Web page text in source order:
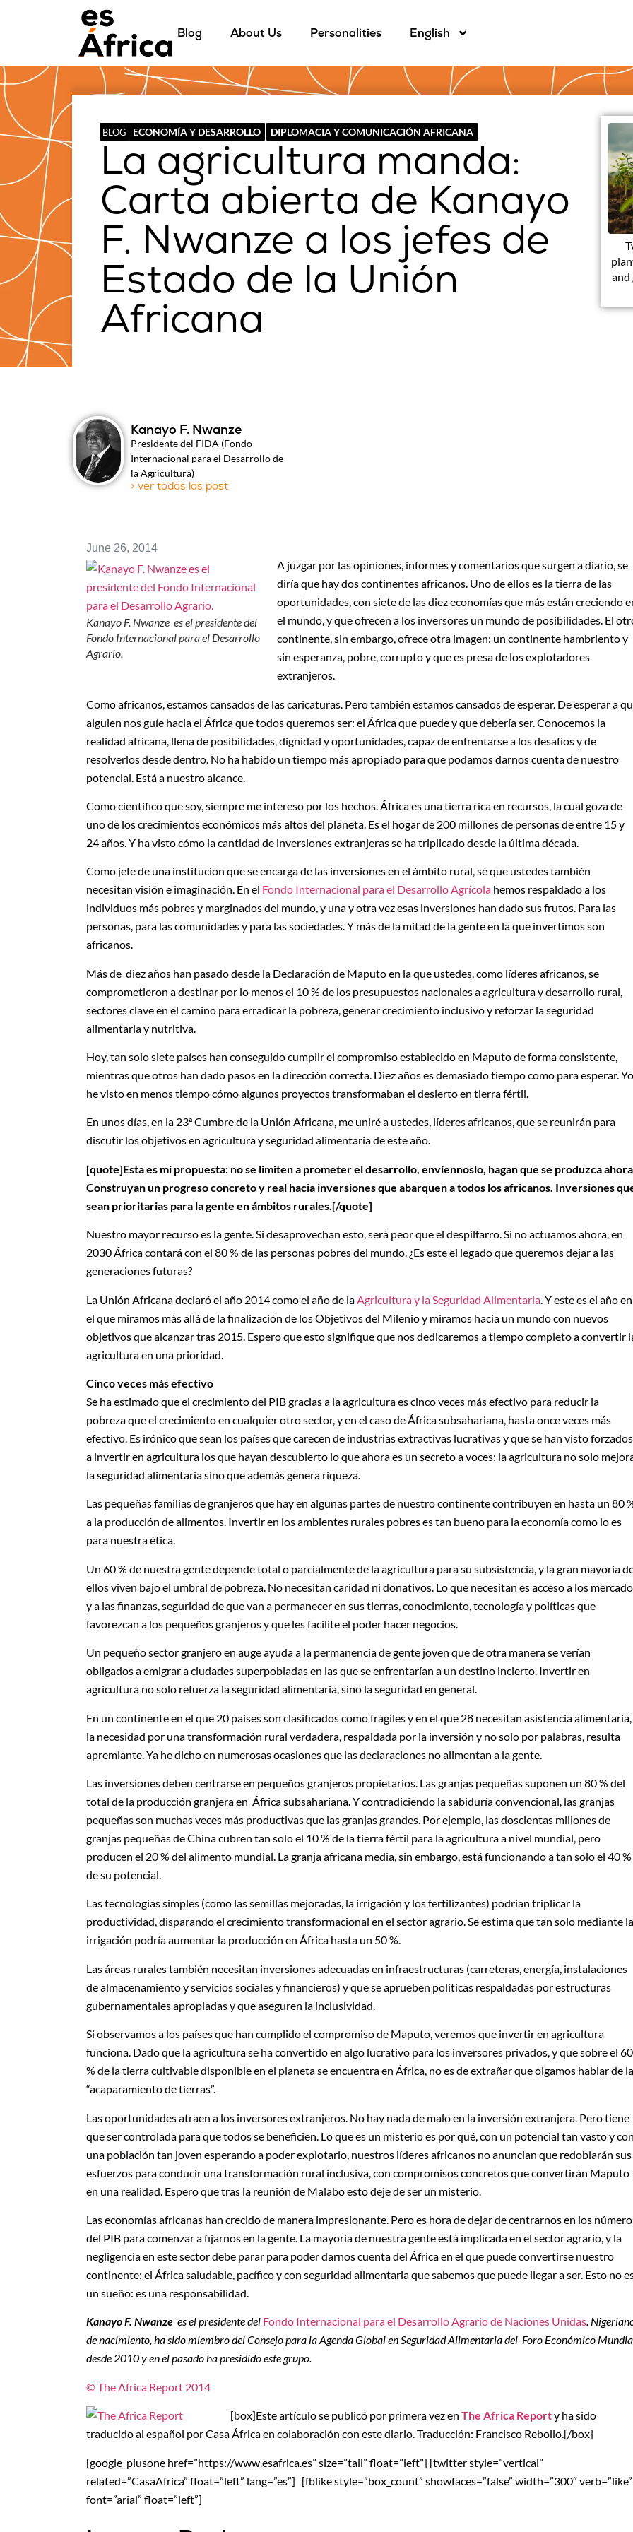
Blog About Us Personalities English
BLOG ECONOMÍA Y DESARROLLO DIPLOMACIA Y COMUNICACIÓN AFRICANA
La agricultura manda:
Carta abierta de Kanayo
F. Nwanze a los jefes de
Estado de la Unión
Africana
and
Kanayo F. Nwanze
Presidente del FIDA (Fondo
Internacional para el Desarrollo de
la Agricultura)
> ver todos los post
June 26, 2014
Kanayo F. Nwanze es el presidente del
Fondo Internacional para el Desarrollo
Agrario.
A juzgar por las opiniones, informes y comentarios que surgen a diario, se
diría que hay dos continentes africanos. Uno de ellos es la tierra de las
oportunidades, con siete de las diez economías que más están creciendo
el mundo, y que ofrecen a los inversores un mundo de posibilidades. El
continente, sin embargo, ofrece otra imagen: un continente hambriento y
sin esperanza, pobre, corrupto y que es presa de los explotadores
extranjeros.
Como africanos, estamos cansados de las caricaturas. Pero también estamos cansados de esperar. De esperar a
alguien nos guíe hacia el África que todos queremos ser: el África que puede y que debería ser. Conocemos la
realidad africana, llena de posibilidades, dignidad y oportunidades, capaz de enfrentarse a los desafíos y de
resolverlos desde dentro. No ha habido un tiempo más apropiado para que podamos darnos cuenta de nuestro
potencial. Está a nuestro alcance.
Como científico que soy, siempre me intereso por los hechos. África es una tierra rica en recursos, la cual goza de
uno de los crecimientos económicos más altos del planeta. Es el hogar de 200 millones de personas de entre 15 y
24 años. Y ha visto cómo la cantidad de inversiones extranjeras se ha triplicado desde la última década.
Como jefe de una institución que se encarga de las inversiones en el ámbito rural, sé que ustedes también
necesitan visión e imaginación. En el Fondo Internacional para el Desarrollo Agrícola hemos respaldado a los
individuos más pobres y marginados del mundo, y una y otra vez esas inversiones han dado sus frutos. Para las
personas, para las comunidades y para las sociedades. Y más de la mitad de la gente en la que invertimos son
africanos.
Más de diez años han pasado desde la Declaración de Maputo en la que ustedes, como líderes africanos, se
comprometieron a destinar por lo menos el 10 % de los presupuestos nacionales a agricultura y desarrollo rural,
sectores clave en el camino para erradicar la pobreza, generar crecimiento inclusivo y reforzar la seguridad
alimentaria y nutritiva.
Hoy, tan solo siete países han conseguido cumplir el compromiso establecido en Maputo de forma consistente,
mientras que otros han dado pasos en la dirección correcta. Diez años es demasiado tiempo como para esperar. Yo
he visto en menos tiempo cómo algunos proyectos transformaban el desierto en tierra fértil.
En unos días, en la 23ª Cumbre de la Unión Africana, me uniré a ustedes, líderes africanos, que se reunirán para
discutir los objetivos en agricultura y seguridad alimentaria de este año.
[quote]Esta es mi propuesta: no se limiten a prometer el desarrollo, envíennoslo, hagan que se produzca
Construyan un progreso concreto y real hacia inversiones que abarquen a todos los africanos. Inversiones
sean prioritarias para la gente en ámbitos rurales.[/quote]
Nuestro mayor recurso es la gente. Si desaprovechan esto, será peor que el despilfarro. Si no actuamos ahora, en
2030 África contará con el 80 % de las personas pobres del mundo. ¿Es este el legado que queremos dejar a las
generaciones futuras?
La Unión Africana declaró el año 2014 como el año de la Agricultura y la Seguridad Alimentaria . Y este es el año en
el que miramos más allá de la finalización de los Objetivos del Milenio y miramos hacia un mundo con nuevos
objetivos que alcanzar tras 2015. Espero que esto signifique que nos dedicaremos a tiempo completo a convertir
agricultura en una prioridad.
Cinco veces más efectivo
Se ha estimado que el crecimiento del PIB gracias a la agricultura es cinco veces más efectivo para reducir la
pobreza que el crecimiento en cualquier otro sector, y en el caso de África subsahariana, hasta once veces más
efectivo. Es irónico que sean los países que carecen de industrias extractivas lucrativas y que se han visto forzados
a invertir en agricultura los que hayan descubierto lo que ahora es un secreto a voces: la agricultura no solo
la seguridad alimentaria sino que además genera riqueza.
Las pequeñas familias de granjeros que hay en algunas partes de nuestro continente contribuyen en hasta un 80
a la producción de alimentos. Invertir en los ambientes rurales pobres es tan bueno para la economía como lo es
para nuestra ética.
Un 60 % de nuestra gente depende total o parcialmente de la agricultura para su subsistencia, y la gran mayoría
ellos viven bajo el umbral de pobreza. No necesitan caridad ni donativos. Lo que necesitan es acceso a los
y a las finanzas, seguridad de que van a permanecer en sus tierras, conocimiento, tecnología y políticas que
favorezcan a los pequeños granjeros y que les facilite el poder hacer negocios.
Un pequeño sector granjero en auge ayuda a la permanencia de gente joven que de otra manera se verían
obligados a emigrar a ciudades superpobladas en las que se enfrentarían a un destino incierto. Invertir en
agricultura no solo refuerza la seguridad alimentaria, sino la seguridad en general.
En un continente en el que 20 países son clasificados como frágiles y en el que 28 necesitan asistencia alimentaria,
la necesidad por una transformación rural verdadera, respaldada por la inversión y no solo por palabras, resulta
apremiante. Ya he dicho en numerosas ocasiones que las declaraciones no alimentan a la gente.
Las inversiones deben centrarse en pequeños granjeros propietarios. Las granjas pequeñas suponen un 80 % del
total de la producción granjera en África subsahariana. Y contradiciendo la sabiduría convencional, las granjas
pequeñas son muchas veces más productivas que las granjas grandes. Por ejemplo, las doscientas millones de
granjas pequeñas de China cubren tan solo el 10 % de la tierra fértil para la agricultura a nivel mundial, pero
producen el 20 % del alimento mundial. La granja africana media, sin embargo, está funcionando a tan solo el 40 %
de su potencial.
Las tecnologías simples (como las semillas mejoradas, la irrigación y los fertilizantes) podrían triplicar la
productividad, disparando el crecimiento transformacional en el sector agrario. Se estima que tan solo mediante la
irrigación podría aumentar la producción en África hasta un 50 %.
Las áreas rurales también necesitan inversiones adecuadas en infraestructuras (carreteras, energía, instalaciones
de almacenamiento y servicios sociales y financieros) y que se aprueben políticas respaldadas por estructuras
gubernamentales apropiadas y que aseguren la inclusividad.
Si observamos a los países que han cumplido el compromiso de Maputo, veremos que invertir en agricultura
funciona. Dado que la agricultura se ha convertido en algo lucrativo para los inversores privados, y que sobre el 60
% de la tierra cultivable disponible en el planeta se encuentra en África, no es de extrañar que oigamos hablar de la
“acaparamiento de tierras”.
Las oportunidades atraen a los inversores extranjeros. No hay nada de malo en la inversión extranjera. Pero tiene
que ser controlada para que todos se beneficien. Lo que es un misterio es por qué, con un potencial tan vasto y
una población tan joven esperando a poder explotarlo, nuestros líderes africanos no anuncian que redoblarán sus
esfuerzos para conducir una transformación rural inclusiva, con compromisos concretos que convertirán Maputo
en una realidad. Espero que tras la reunión de Malabo esto deje de ser un misterio.
Las economías africanas han crecido de manera impresionante. Pero es hora de dejar de centrarnos en los
del PIB para comenzar a fijarnos en la gente. La mayoría de nuestra gente está implicada en el sector agrario, y la
negligencia en este sector debe parar para poder darnos cuenta del África en el que puede convertirse nuestro
continente: el África saludable, pacífico y con seguridad alimentaria que sabemos que puede llegar a ser. Esto no
un sueño: es una responsabilidad.
Kanayo F. Nwanze es el presidente del Fondo Internacional para el Desarrollo Agrario de Naciones Unidas.
de nacimiento, ha sido miembro del Consejo para la Agenda Global en Seguridad Alimentaria del Foro Económico
desde 2010 y en el pasado ha presidido este grupo.
© The Africa Report 2014
[box]Este artículo se publicó por primera vez en The Africa Reporty ha sido
traducido al español por Casa África en colaboración con este diario. Traducción: Francisco Rebollo.[/box]
[google_plusone href=”https://www.esafrica.es” size=”tall” float=”left”] [twitter style=”vertical”
related=”CasaAfrica” float=”left” lang=”es”] [fblike style=”box_count” showfaces=”false” width=”300″ verb=”like”
font=”arial” float=”left”]